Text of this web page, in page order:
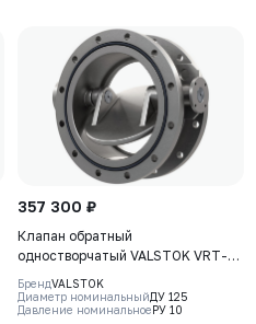
357 300 ₽
Клапан обратный
одностворчатый VALSTOK VRT-
221-02-0125-PN10-M, DN0125
PN10, корпус - CF8M, диск - CF8M,
уплотнение - Metal, Ф/Ф
БрендVALSTOK
Диаметр номинальныйДУ 125
Давление номинальноеРУ 10